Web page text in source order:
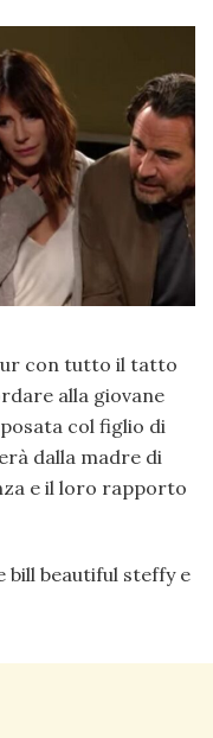
con tutto il tatto
alla giovane
col figlio di
dalla madre di
e il loro rapporto